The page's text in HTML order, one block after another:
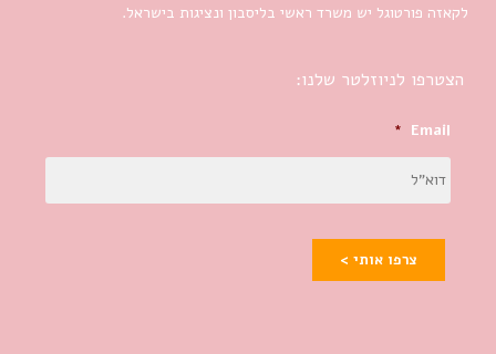
לקאזה פורטוגל יש משרד ראשי בליסבון ונציגות בישראל.
הצטרפו לניוזלטר שלנו:
Email
*
צרפו אותי >